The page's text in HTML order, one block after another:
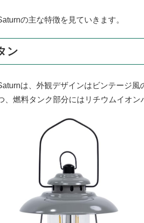
の主な特徴を見ていきます。
ン
は、外観デザインはビンテージ
燃料タンク部分にはリチウムイオン